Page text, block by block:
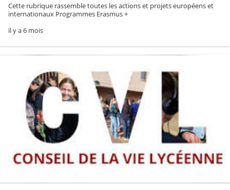
Cette rubrique rassemble toutes les actions et projets européens et
internationaux Programmes Erasmus +
il y a 6 mois